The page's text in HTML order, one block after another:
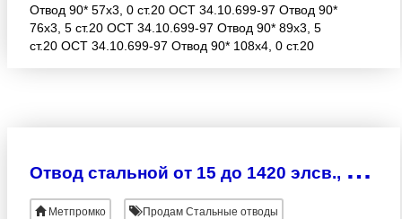
Отвод 90* 57х3, 0 ст.20 ОСТ 34.10.699-97 Отвод 90*
76х3, 5 ст.20 ОСТ 34.10.699-97 Отвод 90* 89х3, 5
ст.20 ОСТ 34.10.699-97 Отвод 90* 108х4, 0 ст.20
О
твод стальной от 15 до 1420 элсв., бесшовный
Метпромко Продам Стальные отводы